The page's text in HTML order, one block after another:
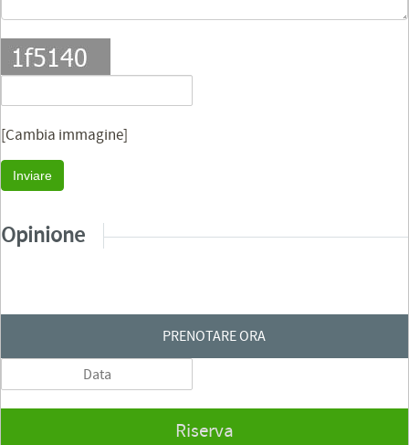
[Cambia immagine]
Inviare
Opinione
PRENOTARE ORA
Riserva